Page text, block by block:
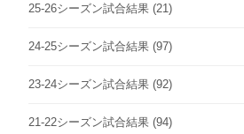
25-26シーズン試合結果 (21)
24-25シーズン試合結果 (97)
23-24シーズン試合結果 (92)
21-22シーズン試合結果 (94)